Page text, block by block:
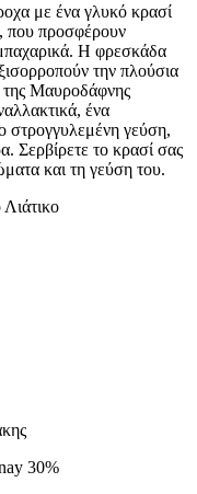
με ένα γλυκό κρασί
προσφέρουν
Η φρεσκάδα
την πλούσια
της Μαυροδάφνης
ένα
στρογγυλεμένη γεύση,
Σερβίρετε το κρασί σας
και τη γεύση του.
Λιάτικο
30%